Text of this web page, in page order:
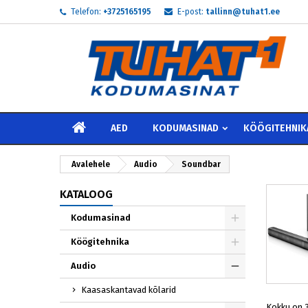
Telefon: +3725165195 E-post: tallinn@tuhat1.ee
AVALEHELE
AED KODUMASINAD
Avalehele Audio Soundbar
KATALOOG
Kodumasinad
Köögitehnika
Audio
Kaasaskantavad kõlarid